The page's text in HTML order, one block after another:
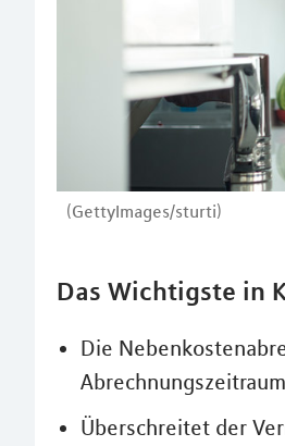
(GettyImages/sturti)
Das Wichtigste in
Die
Überschreitet der